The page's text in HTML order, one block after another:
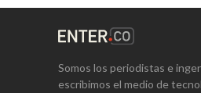
Somos los periodistas e
escribimos el medio de